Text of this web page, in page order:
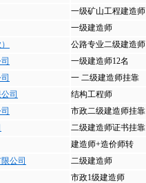
一级矿山工程建造师
一级建造师
公路专业二级建造师
一级建造师12名
一 二级建造师挂靠
司 结构工程师
市政二级建造师挂靠
二级建造师证书挂靠
建造师+造价师转
公司 二级建造师
市政1级建造师